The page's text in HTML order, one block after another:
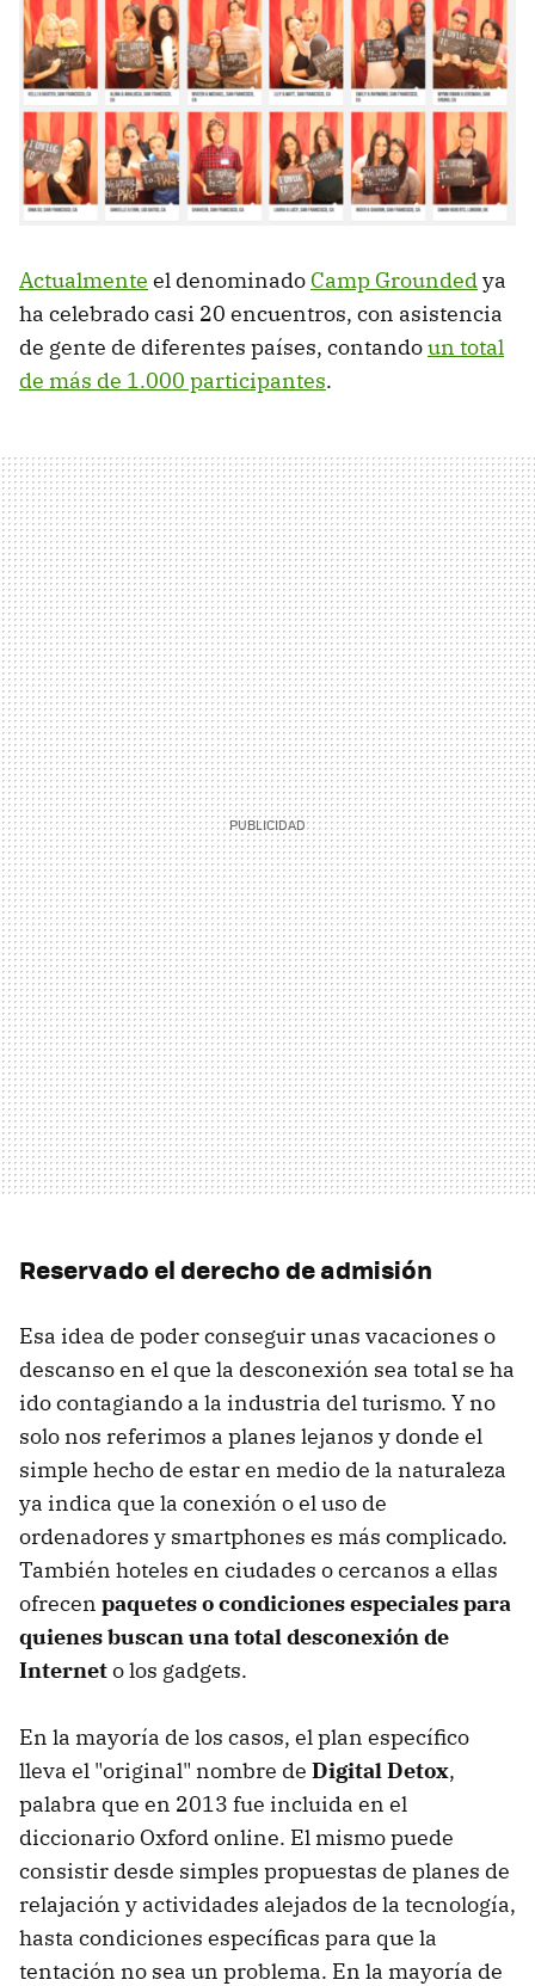
Actualmente el denominado Camp Groundedya
ha celebrado casi 20 encuentros, con asistencia
de gente de diferentes países, contandoun total
de más de 1.000 participantes.
Reservado el derecho de admisión
Esa idea de poder conseguir unas vacaciones o
descanso en el que la desconexión sea total se ha
ido contagiando a la industria del turismo. Y no
solo nos referimos a planes lejanos y donde el
simple hecho de estar en medio de la naturaleza
ya indica que la conexión o el uso de
ordenadores y smartphones es más complicado.
También hoteles en ciudades o cercanos a ellas
ofrecen paquetes o condiciones especiales para
quienes buscan una total desconexión de
Interneto los gadgets.
En la mayoría de los casos, el plan específico
lleva el "original" nombre de Digital Detox,
palabra que en 2013 fue incluida en el
diccionario Oxford online. El mismo puede
consistir desde simples propuestas de planes de
relajación y actividades alejados de la tecnología,
hasta condiciones específicas para que la
tentación no sea un problema. En la mayoría de